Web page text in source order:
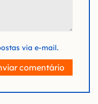
via e-mail.
comentário